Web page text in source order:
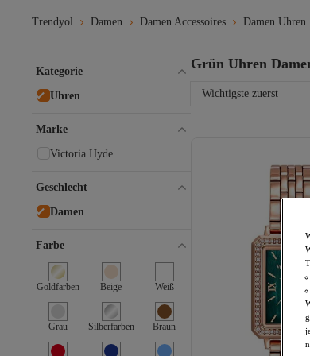
Trendyol Damen Damen Accessoires Damen Uhren
Grün Uhren
Wichtigste zuerst
Kategorie
Uhren
Marke
Victoria Hyde
Geschlecht
Damen
Farbe
Goldfarben Beige Weiß
Grau Silberfarben Braun